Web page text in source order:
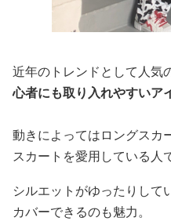
近年のトレンドとして人気
心者にも取り入れやすいア
動きによってはロングスカ
スカートを愛用している人
シルエットがゆったりして
カバーできるのも魅力。